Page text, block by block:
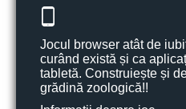
Jocul browser atât de
curând există și ca
tabletă. Construiește și
grădină zoologică!!